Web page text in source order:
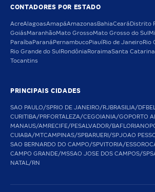
CONTADORES POR ESTADO
AcreAlagoasAmapáAmazonas BahiaCeará Distrito
GoiásMaranhãoMato GrossoMato Grosso do Sul
Paraíba Paraná PernambucoPiauíRio de JaneiroRio
Rio Grande do Sul Rondônia RoraimaSanta Catarina
Tocantins
PRINCIPAIS CIDADES
SAO PAULO/SPRIO DE JANEIRO/RJBRASILIA/DF
CURITIBA/PRFORTALEZA/CEGOIANIA/GOPORTO
MANAUS/AMRECIFE/PESALVADOR/BA
CUIABA/MTCAMPINAS/SPBARUERI/SPJOAO
SAO BERNARDO DO CAMPO/SPVITORIA/ES
CAMPO GRANDE/MSSAO JOSE DOS CAMPOS/SP
NATAL/RN